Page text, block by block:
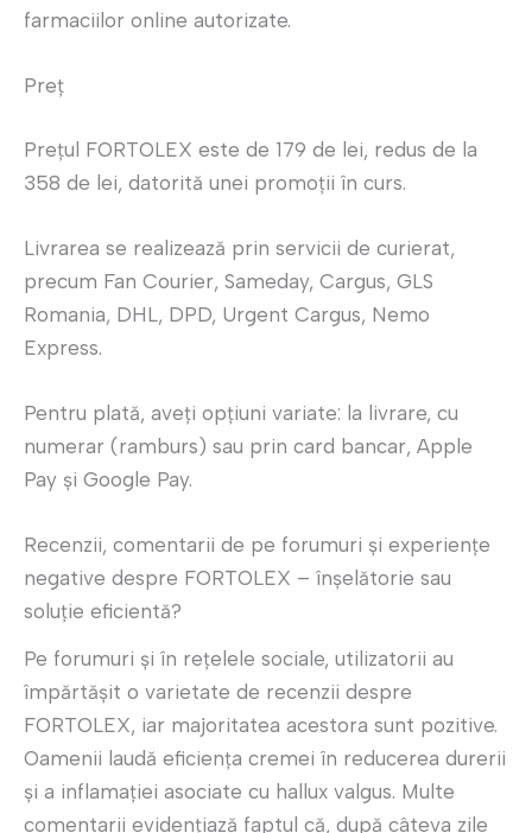
farmaciilor online autorizate.
Preț
Prețul FORTOLEX este de 179 de lei, redus de la
358 de lei, datorită unei promoții în curs.
Livrarea se realizează prin servicii de curierat,
precum Fan Courier, Sameday, Cargus, GLS
Romania, DHL, DPD, Urgent Cargus, Nemo
Express.
Pentru plată, aveți opțiuni variate: la livrare, cu
numerar (ramburs) sau prin card bancar, Apple
Pay și Google Pay.
Recenzii, comentarii de pe forumuri și experiențe
negative despre FORTOLEX – înșelătorie sau
soluție eficientă?
Pe forumuri și în rețelele sociale, utilizatorii au
împărtășit o varietate de recenzii despre
FORTOLEX, iar majoritatea acestora sunt pozitive.
Oamenii laudă eficiența cremei în reducerea durerii
și a inflamației asociate cu hallux valgus. Multe
comentarii evidențiază faptul că, după câteva zile